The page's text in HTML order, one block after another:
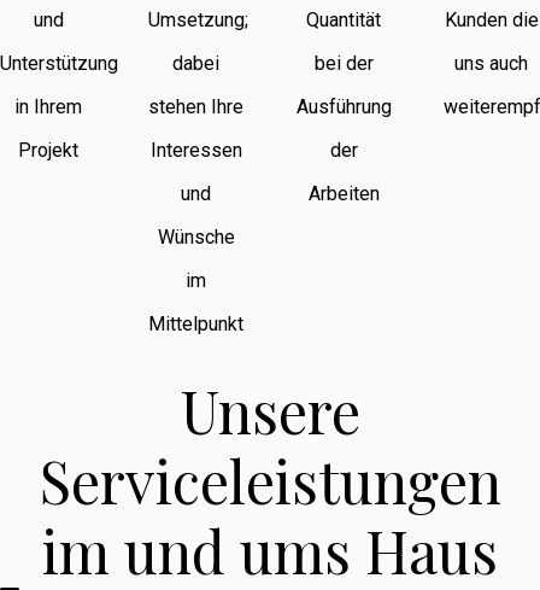
und
Unterstützung
in Ihrem
Projekt
Umsetzung;
dabei
stehen Ihre
Interessen
und
Wünsche
im
Mittelpunkt
Quantität
bei der
Ausführung
der
Arbeiten
Kunden die
uns auch
Unsere
Serviceleistungen
im und ums Haus